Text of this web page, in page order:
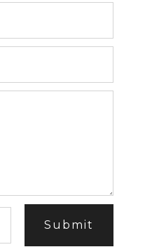
Submit